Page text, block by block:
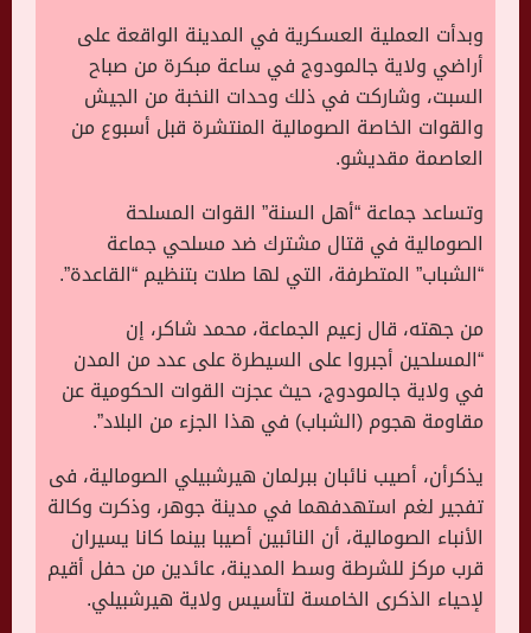
وبدأت العملية العسكرية في المدينة الواقعة على
أراضي ولاية جالمودوج في ساعة مبكرة من صباح
السبت، وشاركت في ذلك وحدات النخبة من الجيش
والقوات الخاصة الصومالية المنتشرة قبل أسبوع من
العاصمة مقديشو.
وتساعد جماعة “أهل السنة” القوات المسلحة
الصومالية في قتال مشترك ضد مسلحي جماعة
“الشباب” المتطرفة، التي لها صلات بتنظيم “القاعدة”.
من جهته، قال زعيم الجماعة، محمد شاكر، إن
“المسلحين أجبروا على السيطرة على عدد من المدن
في ولاية جالمودوج، حيث عجزت القوات الحكومية عن
مقاومة هجوم (الشباب) في هذا الجزء من البلاد”.
يذكرأن، أصيب نائبان ببرلمان هيرشبيلي الصومالية، فى
تفجير لغم استهدفهما في مدينة جوهر، وذكرت وكالة
الأنباء الصومالية، أن النائبين أصيبا بينما كانا يسيران
قرب مركز للشرطة وسط المدينة، عائدين من حفل أقيم
لإحياء الذكرى الخامسة لتأسيس ولاية هيرشبيلي.